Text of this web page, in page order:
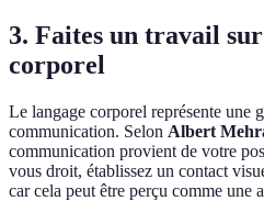
3. Faites un travail
corporel
Le langage corporel représente une
communication. Selon Albert
communication provient de votre
vous droit, établissez un contact
car cela peut être perçu comme une